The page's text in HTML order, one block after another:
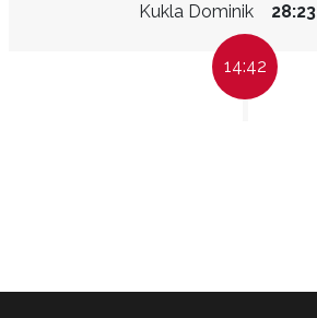
Kukla Dominik 28:23
14:42